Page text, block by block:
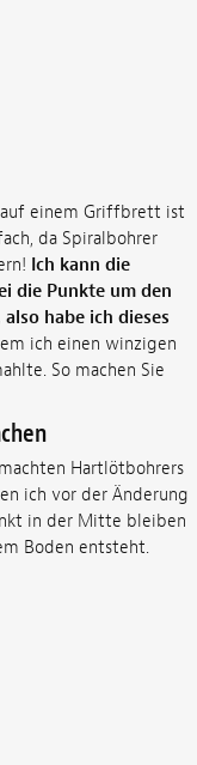
auf einem Griffbrett ist
da Spiralbohrer
Ich kann die
die Punkte um den
habe ich dieses
ich einen winzigen
So machen Sie
Hartlötbohrers
ich vor der Änderung
in der Mitte bleiben
Boden entsteht.